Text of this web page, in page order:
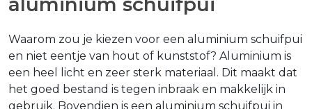
Waarom zou je kiezen voor een aluminium schuifpui
en niet eentje van hout of kunststof? Aluminium is
een heel licht en zeer sterk materiaal. Dit maakt dat
het goed bestand is tegen inbraak en makkelijk in
gebruik. Bovendien is een aluminium schuifpui in